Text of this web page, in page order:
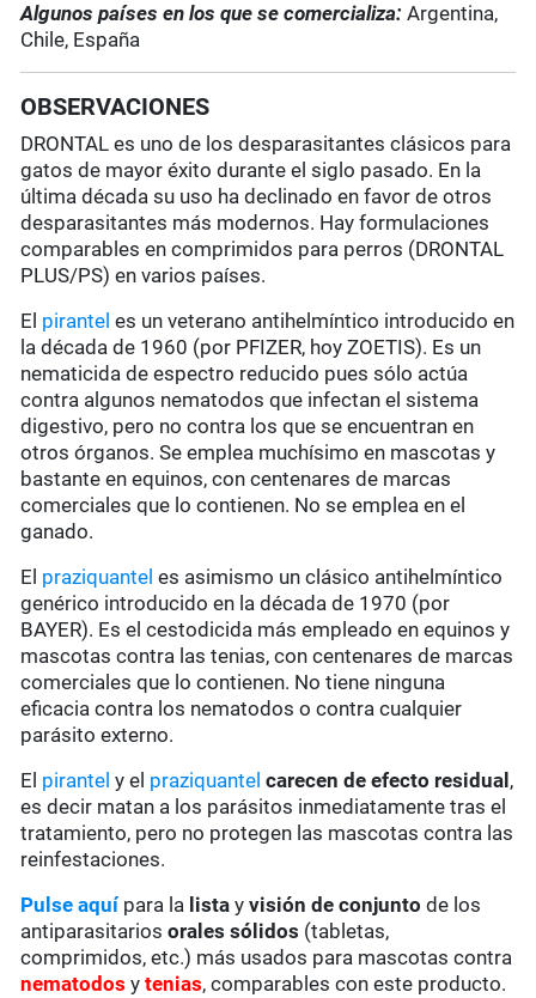
Algunos países en los que se comercializa:Argentina,
Chile, España
OBSERVACIONES
DRONTAL es uno de los desparasitantes clásicos para
gatos de mayor éxito durante el siglo pasado. En la
última década su uso ha declinado en favor de otros
desparasitantes más modernos. Hay formulaciones
comparables en comprimidos para perros (DRONTAL
PLUS/PS) en varios países.
El pirantel es un veterano antihelmíntico introducido en
la década de 1960 (por PFIZER, hoy ZOETIS). Es un
nematicida de espectro reducido pues sólo actúa
contra algunos nematodos que infectan el sistema
digestivo, pero no contra los que se encuentran en
otros órganos. Se emplea muchísimo en mascotas y
bastante en equinos, con centenares de marcas
comerciales que lo contienen. No se emplea en el
ganado.
El praziquantel es asimismo un clásico antihelmíntico
genérico introducido en la década de 1970 (por
BAYER). Es el cestodicida más empleado en equinos y
mascotas contra las tenias, con centenares de marcas
comerciales que lo contienen. No tiene ninguna
eficacia contra los nematodos o contra cualquier
parásito externo.
El pirantel y el praziquantel carecen de efecto residual ,
es decir matan a los parásitos inmediatamente tras el
tratamiento, pero no protegen las mascotas contra las
reinfestaciones.
Pulse aquípara la lista yvisión de conjunto de los
antiparasitariosorales sólidos (tabletas,
comprimidos, etc.) más usados para mascotas contra
nematodos ytenias, comparables con este producto.